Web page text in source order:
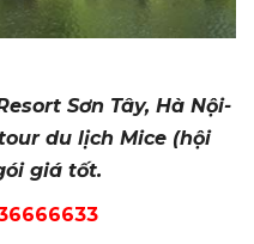
Sơn Tây, Hà Nội-
du lịch Mice (hội
giá tốt.